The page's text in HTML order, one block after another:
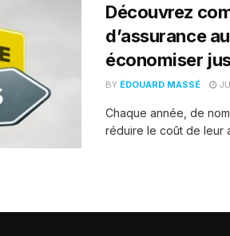
Découvrez
d’assurance
économiser
BY ÉDOUARD MASSÉ
Chaque année, de
réduire le coût de leur